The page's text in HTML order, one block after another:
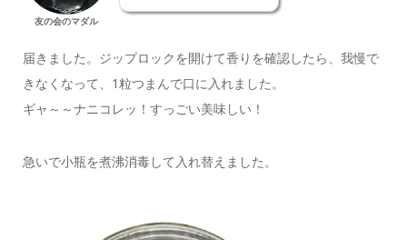
友の会のマダル
届きました。ジップロックを開けて香りを確認したら、我慢で
きなくなって、1粒つまんで口に入れました。
ギャ～～ナニコレッ！すっごい美味しい！
急いで小瓶を煮沸消毒して入れ替えました。